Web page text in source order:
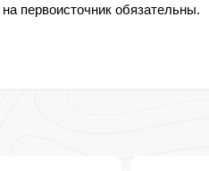
первоисточник обязательны.